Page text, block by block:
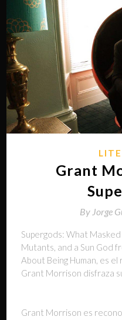
Grant
By Jorge
Supergods: What
Mutants, and a Sun God
About Being Human, es
Grant Morrison disfraza
Grant Morrison es